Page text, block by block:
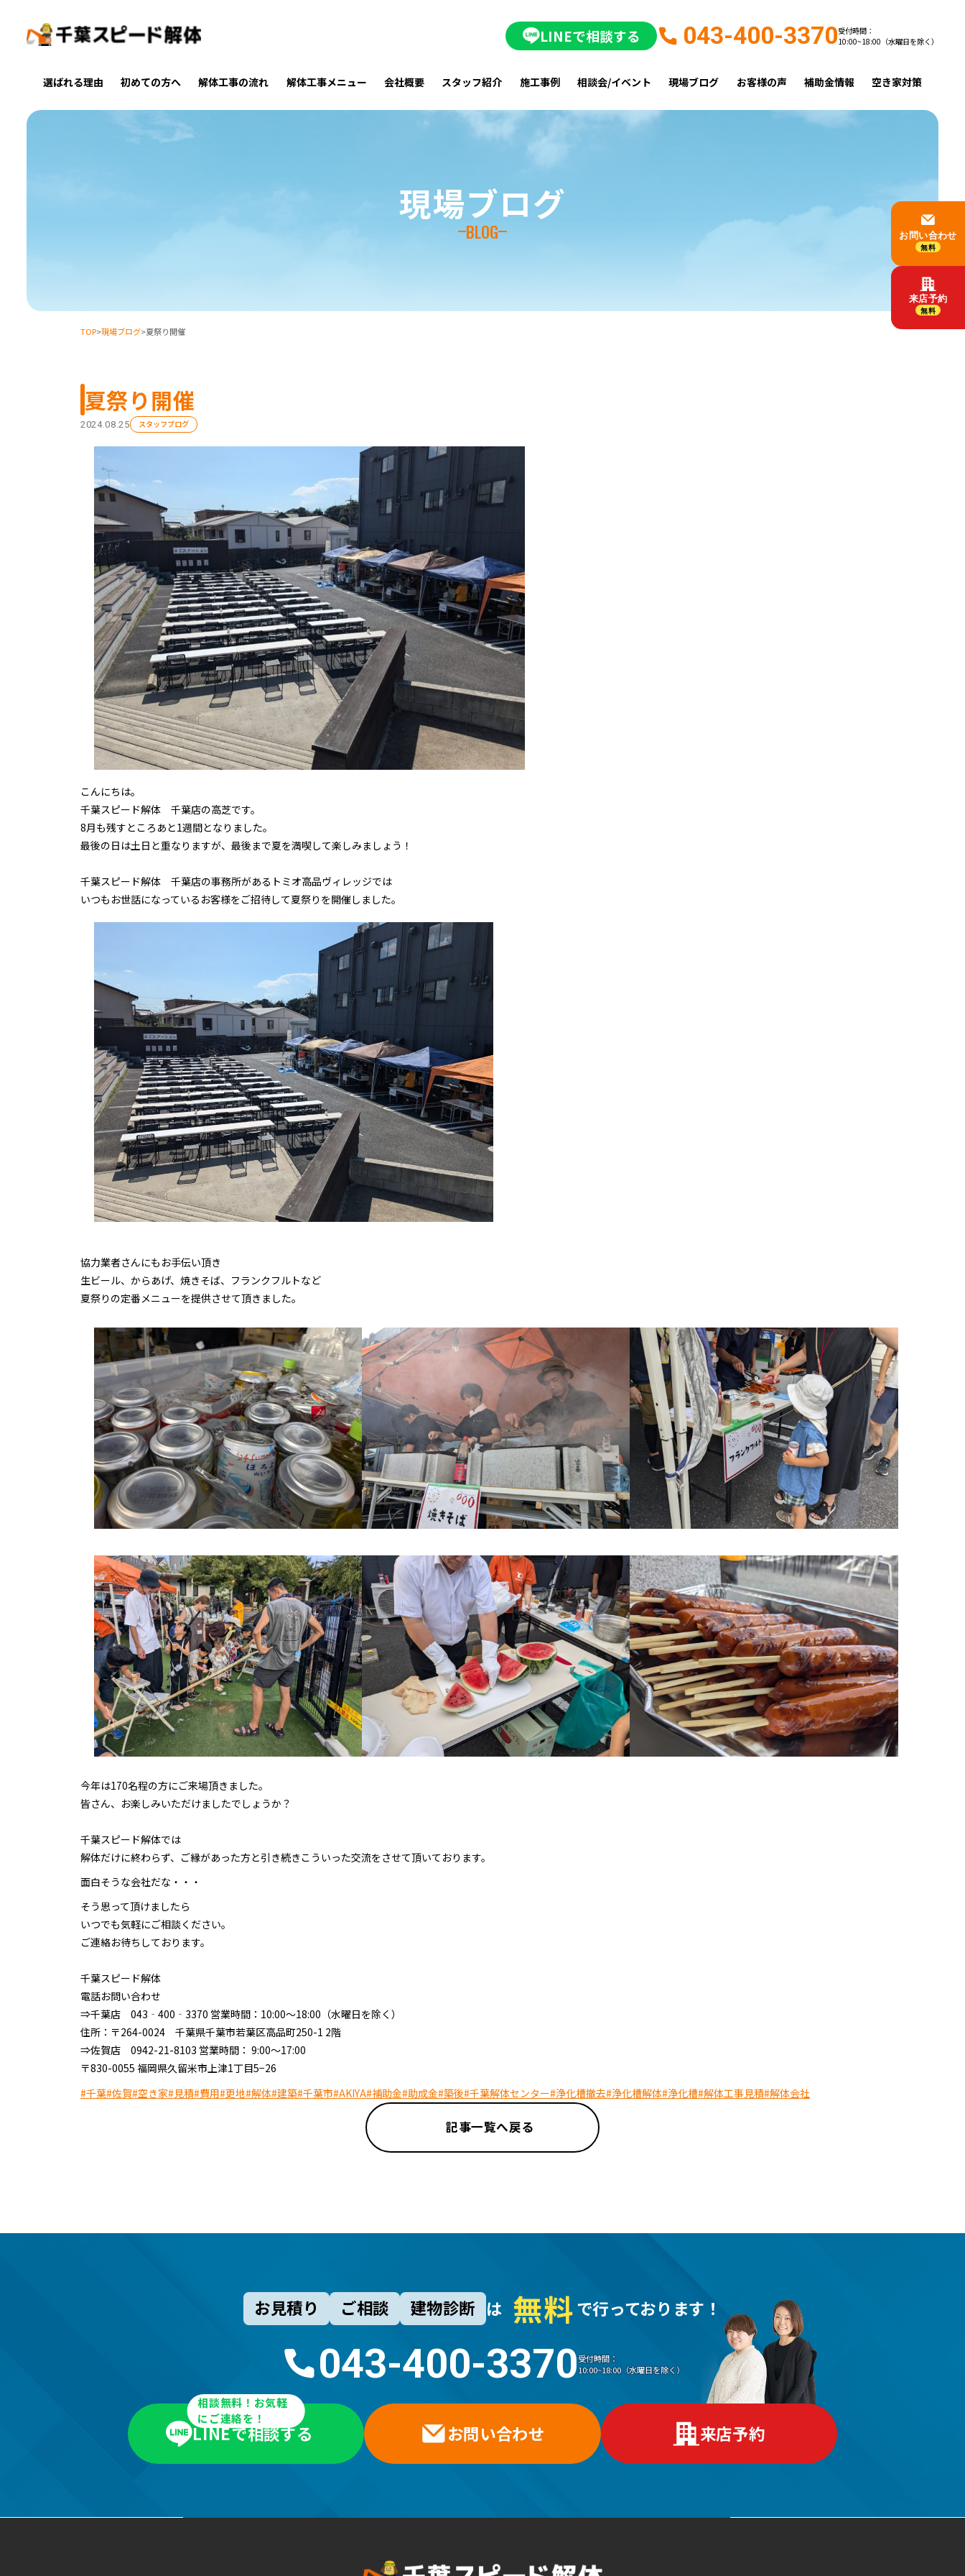
お問い合わせ
無料
来店予約
無料
LINEで相談する 043-400-3370受付時間：
10:00~18:00（水曜日を除く）
選ばれる理由 初めての方へ 解体工事の流れ 解体工事メニュー 会社概要 スタッフ紹介 施工事例 相談会/イベント 現場ブログ お客様の声 補助金情報 空き家対策
現場ブログ
BLOG
TOP>現場ブログ>夏祭り開催
夏祭り開催
2024.08.25 スタッフブログ
こんにちは。
千葉スピード解体 千葉店の高芝です。
8月も残すところあと1週間となりました。
最後の日は土日と重なりますが、最後まで夏を満喫して楽しみましょう！
千葉スピード解体 千葉店の事務所があるトミオ高品ヴィレッジでは
いつもお世話になっているお客様をご招待して夏祭りを開催しました。
協力業者さんにもお手伝い頂き
生ビール、からあげ、焼きそば、フランクフルトなど
夏祭りの定番メニューを提供させて頂きました。
今年は170名程の方にご来場頂きました。
皆さん、お楽しみいただけましたでしょうか？
千葉スピード解体では
解体だけに終わらず、ご縁があった方と引き続きこういった交流をさせて頂いております。
面白そうな会社だな・・・
そう思って頂けましたら
いつでも気軽にご相談ください。
ご連絡お待ちしております。
千葉スピード解体
電話お問い合わせ
⇒千葉店 043‐400‐3370 営業時間：10:00～18:00（水曜日を除く）
住所：〒264-0024 千葉県千葉市若葉区高品町250-1 2階
⇒佐賀店 0942-21-8103 営業時間： 9:00～17:00
〒830-0055 福岡県久留米市上津1丁目5−26
#千葉#佐賀#空き家#見積#費用#更地#解体#建築#千葉市#AKIYA#補助金#助成金#築後#千葉解体センター#浄化槽撤去#浄化槽解体#浄化槽#解体工事見積#解体会社
記事一覧へ戻る
お見積り ご相談 建物診断 は 無料で行っております！
043-400-3370受付時間：
10:00~18:00（水曜日を除く）
相談無料！お気軽
にご連絡を！
LINEで相談する お問い合わせ 来店予約